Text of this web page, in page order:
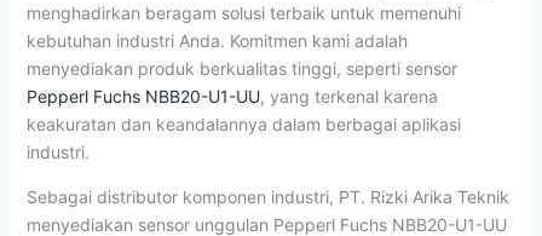
menghadirkan beragam solusi terbaik untuk memenuhi
kebutuhan industri Anda. Komitmen kami adalah
menyediakan produk berkualitas tinggi, seperti sensor
Pepperl Fuchs NBB20-U1-UU, yang terkenal karena
keakuratan dan keandalannya dalam berbagai aplikasi
industri.
Sebagai distributor komponen industri, PT. Rizki Arika Teknik
menyediakan sensor unggulan Pepperl Fuchs NBB20-U1-UU